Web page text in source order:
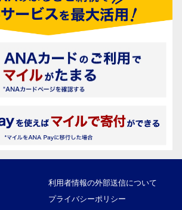
利用者情報の外部送信について
プライバシーポリシー